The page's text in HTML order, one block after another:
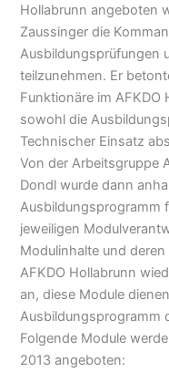
Hollabrunn angeboten
Zaussinger die
Ausbildungsprüfungen
teilzunehmen. Er
Funktionäre im AFKDO
sowohl die
Technischer Einsatz
Von der Arbeitsgruppe
Dondl wurde dann
Ausbildungsprogramm
jeweiligen
Modulinhalte und
AFKDO Hollabrunn
an, diese Module
Ausbildungsprogramm
Folgende Module
2013 angeboten: